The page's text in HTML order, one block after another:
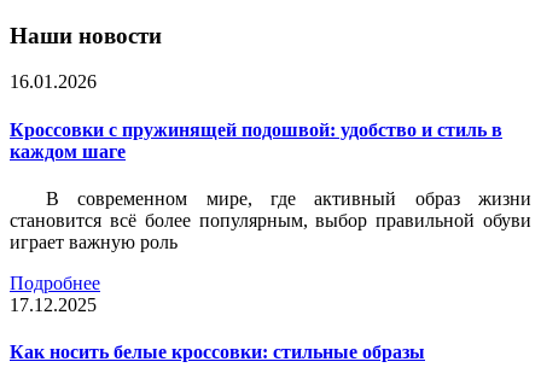
Наши новости
16.01.2026
Кроссовки с пружинящей подошвой: удобство и стиль в
каждом шаге
В современном мире, где активный образ жизни
становится всё более популярным, выбор правильной обуви
играет важную роль
Подробнее
17.12.2025
Как носить белые кроссовки: стильные образы